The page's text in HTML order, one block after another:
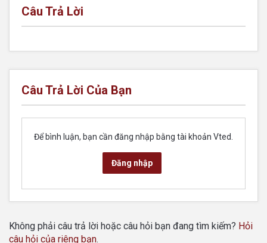
Câu Trả Lời
Câu Trả Lời Của Bạn
Để bình luận, bạn cần đăng nhập bằng tài khoản Vted.
Đăng nhập
Không phải câu trả lời hoặc câu hỏi bạn đang tìm kiếm? Hỏi
câu hỏi của riêng bạn.